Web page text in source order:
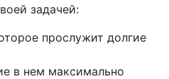
задачей:
прослужит долгие
в нем максимально